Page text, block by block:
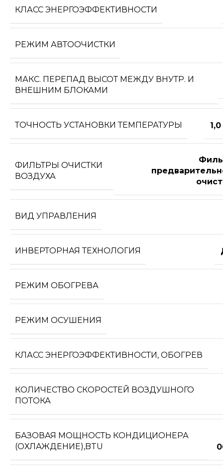
КЛАСС ЭНЕРГОЭФФЕКТИВНОСТИ
РЕЖИМ АВТООЧИСТКИ
МАКС. ПЕРЕПАД ВЫСОТ МЕЖДУ ВНУТР. И
ВНЕШНИМ БЛОКАМИ
ТОЧНОСТЬ УСТАНОВКИ ТЕМПЕРАТУРЫ
ФИЛЬТРЫ ОЧИСТКИ
ВОЗДУХА
ВИД УПРАВЛЕНИЯ
ИНВЕРТОРНАЯ ТЕХНОЛОГИЯ
РЕЖИМ ОБОГРЕВА
РЕЖИМ ОСУШЕНИЯ
КЛАСС ЭНЕРГОЭФФЕКТИВНОСТИ, ОБОГРЕВ
КОЛИЧЕСТВО СКОРОСТЕЙ ВОЗДУШНОГО
ПОТОКА
БАЗОВАЯ МОЩНОСТЬ КОНДИЦИОНЕРА
(ОХЛАЖДЕНИЕ),BTU